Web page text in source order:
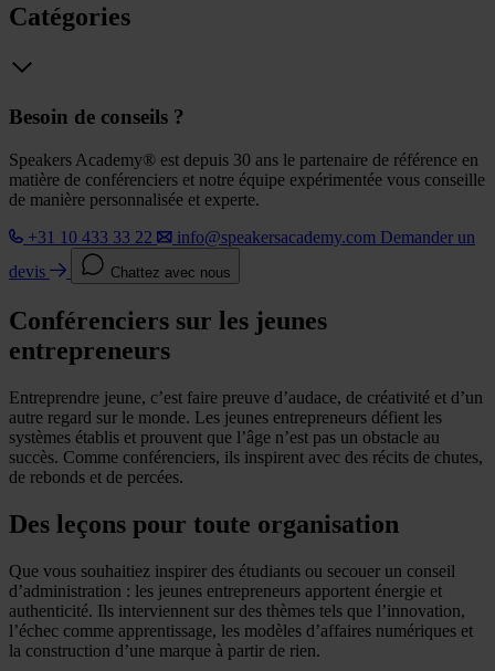
Catégories
Besoin de conseils ?
Speakers Academy® est depuis 30 ans le partenaire de référence en
matière de conférenciers et notre équipe expérimentée vous conseille
de manière personnalisée et experte.
+31 10 433 33 22
info@speakersacademy.com Demander un
devis
Chattez avec nous
Conférenciers sur les jeunes
entrepreneurs
Entreprendre jeune, c’est faire preuve d’audace, de créativité et d’un
autre regard sur le monde. Les jeunes entrepreneurs défient les
systèmes établis et prouvent que l’âge n’est pas un obstacle au
succès. Comme conférenciers, ils inspirent avec des récits de chutes,
de rebonds et de percées.
Des leçons pour toute organisation
Que vous souhaitiez inspirer des étudiants ou secouer un conseil
d’administration : les jeunes entrepreneurs apportent énergie et
authenticité. Ils interviennent sur des thèmes tels que l’innovation,
l’échec comme apprentissage, les modèles d’affaires numériques et
la construction d’une marque à partir de rien.